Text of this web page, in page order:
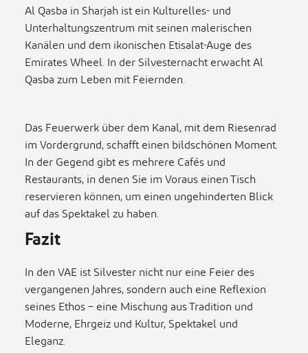
Al Qasba in Sharjah ist ein Kulturelles- und
Unterhaltungszentrum mit seinen malerischen
Kanälen und dem ikonischen Etisalat-Auge des
Emirates Wheel. In der Silvesternacht erwacht Al
Qasba zum Leben mit Feiernden.
Das Feuerwerk über dem Kanal, mit dem Riesenrad
im Vordergrund, schafft einen bildschönen Moment.
In der Gegend gibt es mehrere Cafés und
Restaurants, in denen Sie im Voraus einen Tisch
reservieren können, um einen ungehinderten Blick
auf das Spektakel zu haben.
Fazit
In den VAE ist Silvester nicht nur eine Feier des
vergangenen Jahres, sondern auch eine Reflexion
seines Ethos – eine Mischung aus Tradition und
Moderne, Ehrgeiz und Kultur, Spektakel und
Eleganz.